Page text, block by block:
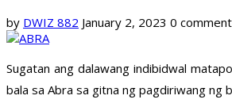
by DWIZ 882 January 2, 2023 0 comment
Sugatan ang dalawang indibidwal
bala sa Abra sa gitna ng pagdiriwang ng